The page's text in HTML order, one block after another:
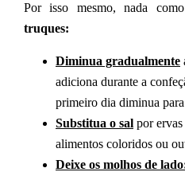
Por isso mesmo, nada
truques:
Diminua gradualmente
adiciona durante a
primeiro dia diminua
Substitua o sal por ervas
alimentos coloridos ou
Deixe os molhos de